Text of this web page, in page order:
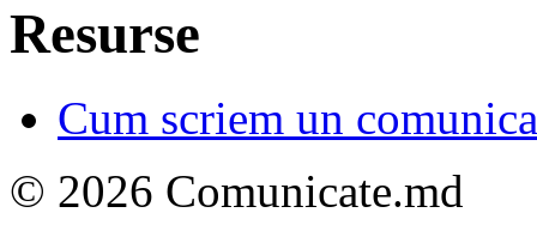
Resurse
Cum scriem un
© 2026 Comunicate.md